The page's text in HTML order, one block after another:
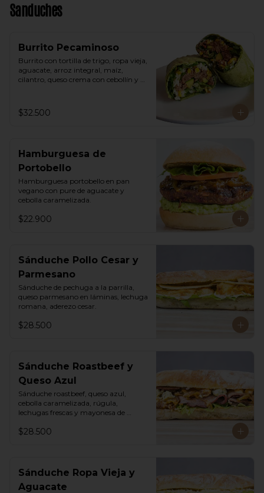
Sanduches
Burrito Pecaminoso
Burrito con tortilla de trigo, ropa vieja,
aguacate, arroz integral, maíz,
cilantro, queso crema con cebollín y
$32.500
Hamburguesa de
Portobello
Hamburguesa portobello en pan
vegano con pure de aguacate y
cebolla caramelizada.
$22.900
Sánduche Pollo Cesar y
Parmesano
Sánduche de pechuga a la parrilla,
queso parmesano en láminas, lechuga
romana, aderezo cesar.
$28.500
Sánduche Roastbeef y
Queso Azul
Sánduche roastbeef, queso azul,
cebolla caramelizada, rúgula,
lechugas frescas y mayonesa de
$28.500
Sánduche Ropa Vieja y
Aguacate